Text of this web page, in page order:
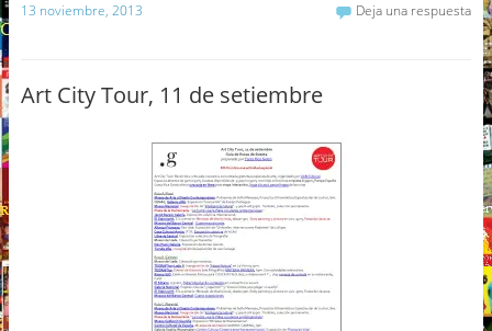
13 noviembre, 2013 Deja una respuesta
Art City Tour, 11 de setiembre